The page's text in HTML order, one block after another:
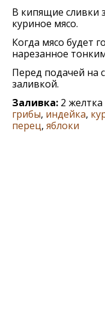
В кипящие сливки
куриное мясо.
Когда мясо будет
нарезанное
Перед подачей на
заливкой.
Заливка: 2 желтка
грибы, индейка,
перец, яблоки